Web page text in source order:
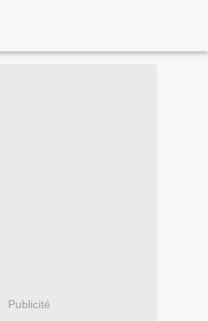
Publicité